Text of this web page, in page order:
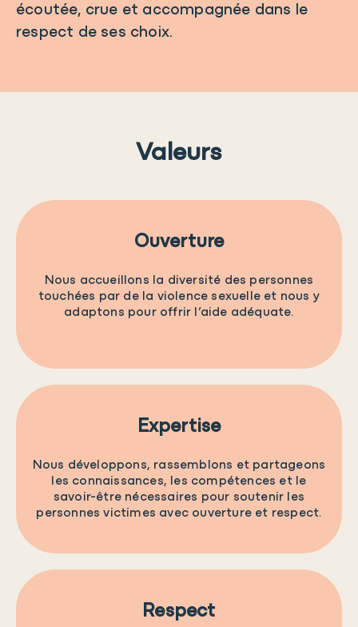
écoutée, crue et accompagnée dans le
respect de ses choix.
Valeurs
Ouverture
Nous accueillons la diversité des personnes
touchées par de la violence sexuelle et nous y
adaptons pour offrir l’aide adéquate.
Expertise
Nous développons, rassemblons et partageons
les connaissances, les compétences et le
savoir-être nécessaires pour soutenir les
personnes victimes avec ouverture et respect.
Respect